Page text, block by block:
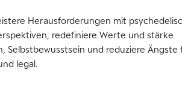
Herausforderungen mit
redefiniere Werte und stärke
Selbstbewusstsein und reduziere Ängste
legal.